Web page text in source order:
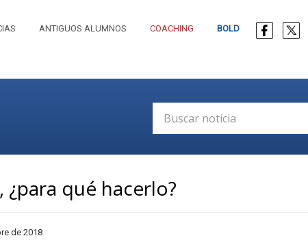
ANTIGUOS ALUMNOS COACHING BOLD
¿para qué hacerlo?
de 2018